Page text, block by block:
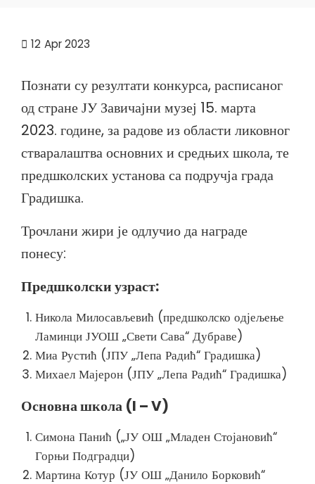
12 Apr 2023
Познати су резултати конкурса, расписаног
од стране ЈУ Завичајни музеј 15. марта
2023. године, за радове из области ликовног
стваралаштва основних и средњих школа, те
предшколских установа са подручја града
Градишка.
Трочлани жири је одлучио да награде
понесу:
Предшколски узраст:
Никола Милосављевић (предшколско одјељење
Ламинци ЈУОШ „Свети Сава“ Дубраве)
Миа Рустић (ЈПУ „Лепа Радић“ Градишка)
Михаел Мајерон (ЈПУ „Лепа Радић“ Градишка)
Основна школа (I – V)
Симона Панић („ЈУ ОШ „Младен Стојановић“
Горњи Подградци)
Мартина Котур (ЈУ ОШ „Данило Борковић“